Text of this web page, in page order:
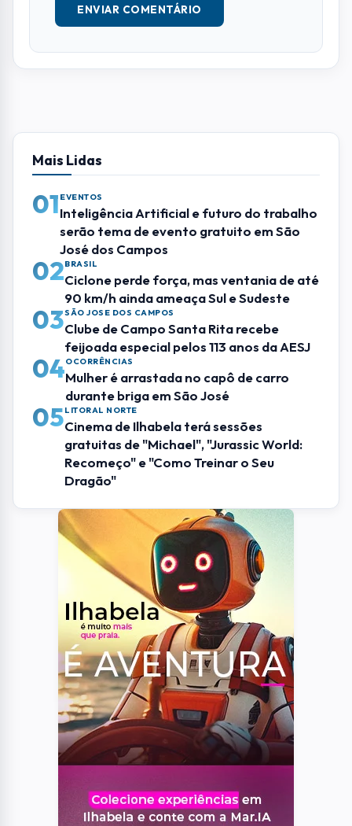
02 BRASIL
Ciclone perde força, mas ventania de até
03SÃO JOSE DOS CAMPOS
Clube de Campo Santa Rita recebe
durante briga em São José
05 LITORAL NORTE
Cinema de Ilhabela terá sessões
Recomeço" e "Como Treinar o Seu
Dragão"